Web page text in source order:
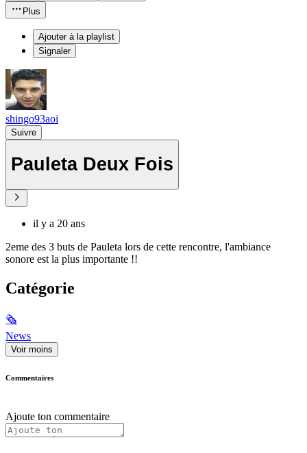
Plus
Ajouter à la playlist
Signaler
shingo93aoi
Suivre
Pauleta Deux Fois
il y a 20 ans
2eme des 3 buts de Pauleta lors de cette rencontre, l'ambiance
sonore est la plus importante !!
Catégorie
🗞
News
Voir moins
Commentaires
Ajoute ton commentaire